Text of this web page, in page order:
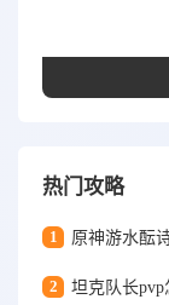
热门攻略
1 原神游水酝
2 坦克队长